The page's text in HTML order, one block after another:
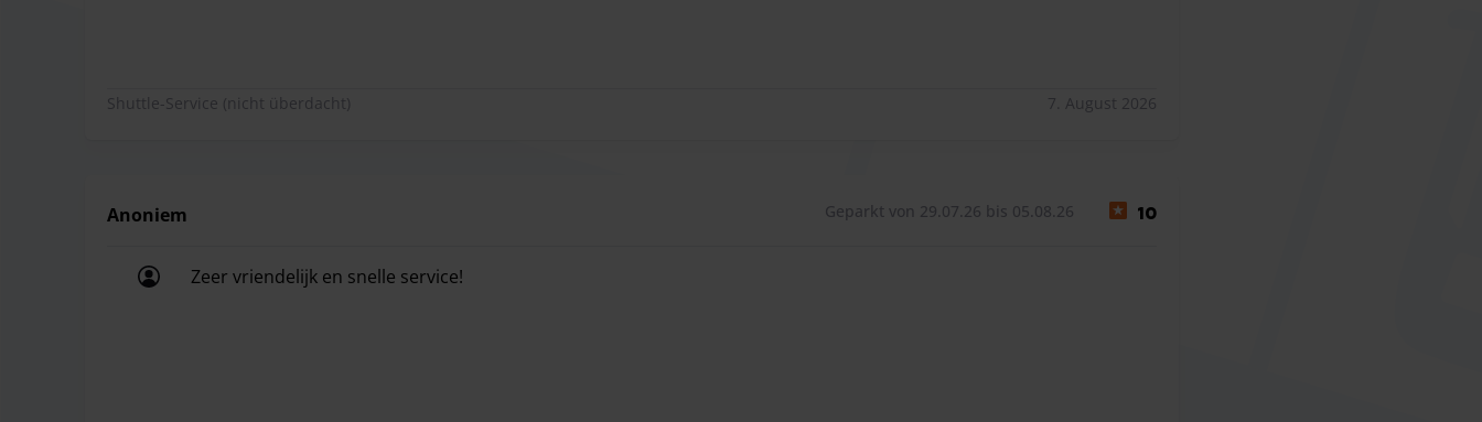
Shuttle-Service (nicht überdacht) 7. August 2026
Anoniem Geparkt von 29.07.26 bis 05.08.26 10
Zeer vriendelijk en snelle service!